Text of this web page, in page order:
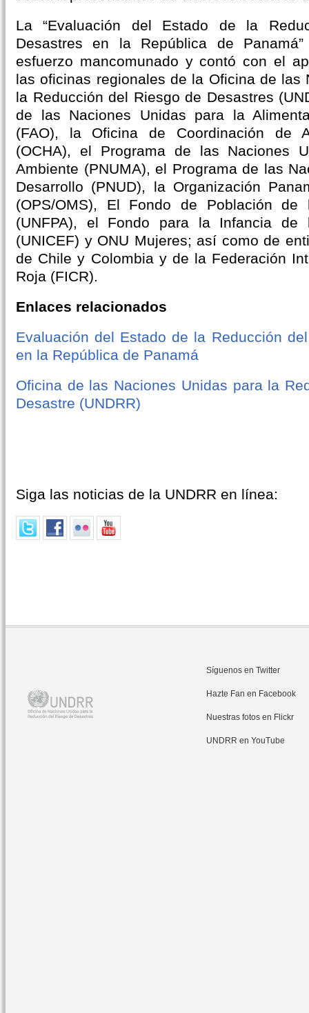
La “Evaluación del Estado de la
Desastres en la República de
esfuerzo mancomunado y contó con el
las oficinas regionales de la Oficina de las
la Reducción del Riesgo de Desastres
de las Naciones Unidas para la
(FAO), la Oficina de Coordinación de
(OCHA), el Programa de las Naciones
Ambiente (PNUMA), el Programa de las
Desarrollo (PNUD), la Organización
(OPS/OMS), El Fondo de Población de
(UNFPA), el Fondo para la Infancia de
(UNICEF) y ONU Mujeres; así como de
de Chile y Colombia y de la Federación
Roja (FICR).
Enlaces relacionados
Evaluación del Estado de la Reducción
en la República de Panamá
Oficina de las Naciones Unidas para la
Desastre (UNDRR)
Siga las noticias de la UNDRR en línea:
Síguenos en Twitter
Hazte Fan en Facebook
Nuestras fotos en Flickr
UNDRR en YouTube